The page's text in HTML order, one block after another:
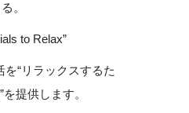
る。
to Relax”
を“リラックスするた
提供します。